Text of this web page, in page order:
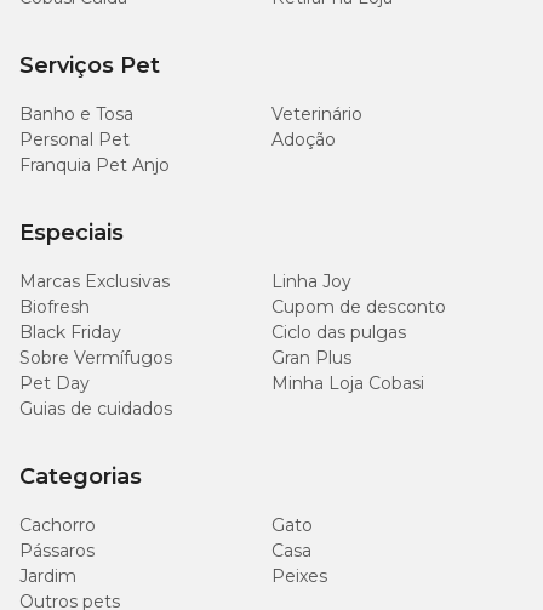
Serviços Pet
Banho e Tosa
Veterinário
Personal Pet
Adoção
Franquia Pet Anjo
Especiais
Marcas Exclusivas
Linha Joy
Biofresh
Cupom de desconto
Black Friday
Ciclo das pulgas
Sobre Vermífugos
Gran Plus
Pet Day
Minha Loja Cobasi
Guias de cuidados
Categorias
Cachorro
Gato
Pássaros
Casa
Jardim
Peixes
Outros pets